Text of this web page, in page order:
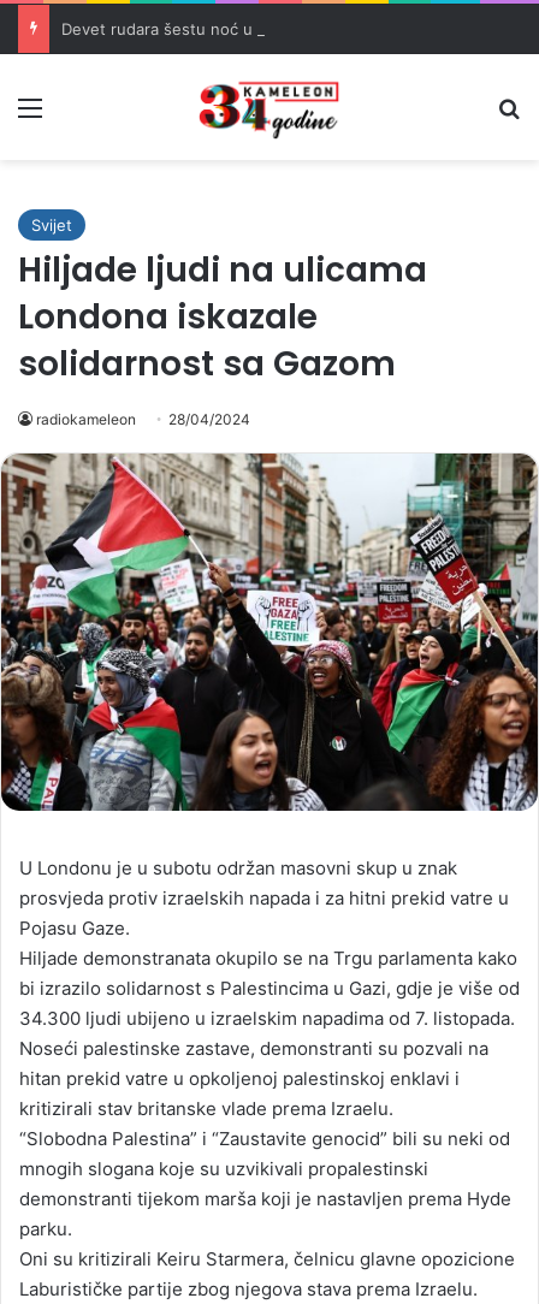
Svijet
Hiljade ljudi na ulicama
Londona iskazale
solidarnost sa Gazom
radiokameleon 28/04/2024
U Londonu je u subotu održan masovni skup u znak
prosvjeda protiv izraelskih napada i za hitni prekid vatre u
Pojasu Gaze.
Hiljade demonstranata okupilo se na Trgu parlamenta kako
bi izrazilo solidarnost s Palestincima u Gazi, gdje je više od
34.300 ljudi ubijeno u izraelskim napadima od 7. listopada.
Noseći palestinske zastave, demonstranti su pozvali na
hitan prekid vatre u opkoljenoj palestinskoj enklavi i
kritizirali stav britanske vlade prema Izraelu.
“Slobodna Palestina” i “Zaustavite genocid” bili su neki od
mnogih slogana koje su uzvikivali propalestinski
demonstranti tijekom marša koji je nastavljen prema Hyde
parku.
Oni su kritizirali Keiru Starmera, čelnicu glavne opozicione
Laburističke partije zbog njegova stava prema Izraelu.